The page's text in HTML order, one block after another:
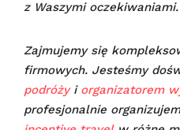
z Waszymi oczekiwaniami.
Zajmujemy się
firmowych. Jesteśmy
podróżyi organizatorem
profesjonalnie